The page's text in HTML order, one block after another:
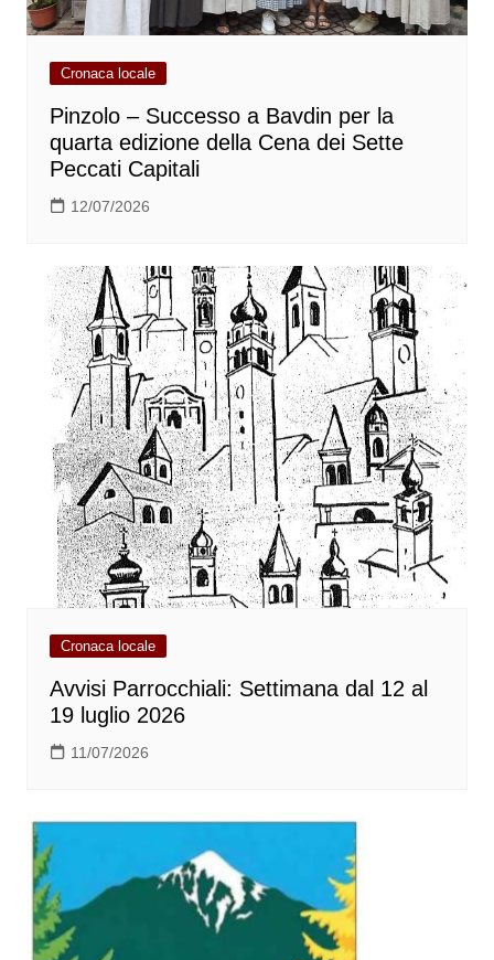
Cronaca locale
Pinzolo – Successo a Bavdin per la
quarta edizione della Cena dei Sette
Peccati Capitali
12/07/2026
Cronaca locale
Avvisi Parrocchiali: Settimana dal 12 al
19 luglio 2026
11/07/2026